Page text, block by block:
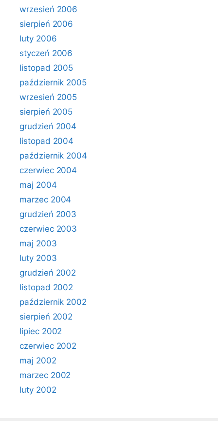
wrzesień 2006
sierpień 2006
luty 2006
styczeń 2006
listopad 2005
październik 2005
wrzesień 2005
sierpień 2005
grudzień 2004
listopad 2004
październik 2004
czerwiec 2004
maj 2004
marzec 2004
grudzień 2003
czerwiec 2003
maj 2003
luty 2003
grudzień 2002
listopad 2002
październik 2002
sierpień 2002
lipiec 2002
czerwiec 2002
maj 2002
marzec 2002
luty 2002